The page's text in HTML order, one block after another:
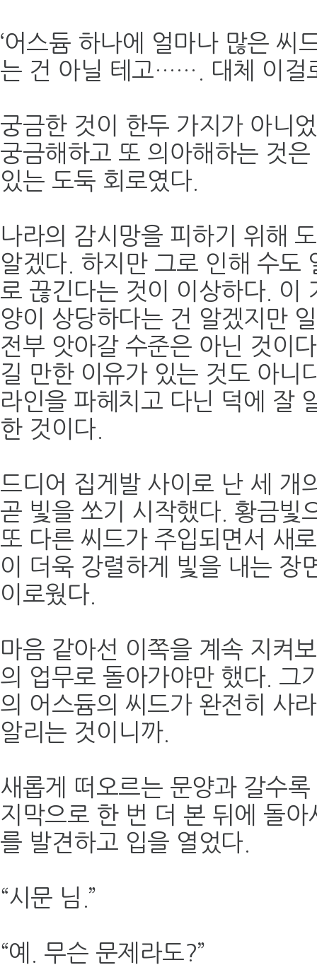
‘어스듐 하나에 얼마나 많은 씨
는 건 아닐 테고……. 대체 이걸
궁금한 것이 한두 가지가 아니
궁금해하고 또 의아해하는 것
있는 도둑 회로였다.
나라의 감시망을 피하기 위해
알겠다. 하지만 그로 인해 수도
로 끊긴다는 것이 이상하다. 이
양이 상당하다는 건 알겠지만
전부 앗아갈 수준은 아닌 것이
길 만한 이유가 있는 것도 아니
라인을 파헤치고 다닌 덕에 잘
한 것이다.
드디어 집게발 사이로 난 세 개
곧 빛을 쏘기 시작했다. 황금빛
또 다른 씨드가 주입되면서 새
이 더욱 강렬하게 빛을 내는 장
이로웠다.
마음 같아선 이쪽을 계속 지켜
의 업무로 돌아가야만 했다. 그
의 어스듐의 씨드가 완전히 사
알리는 것이니까.
새롭게 떠오르는 문양과 갈수
지막으로 한 번 더 본 뒤에 돌
를 발견하고 입을 열었다.
“시문 님.”
“예. 무슨 문제라도?”